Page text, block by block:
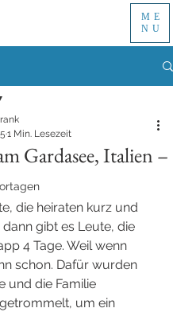
ME
NU
Gardasee, Italien –
1 Min. Lesezeit
die heiraten kurz und
gibt es Leute, die
4 Tage. Weil wenn
schon. Dafür wurden
und die Familie
um ein